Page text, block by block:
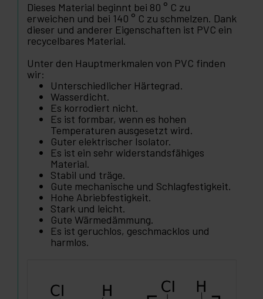
Dieses Material beginnt bei 80 ° C zu
erweichen und bei 140 ° C zu schmelzen. Dank
dieser und anderer Eigenschaften ist PVC ein
recycelbares Material.
Unter den Hauptmerkmalen von PVC finden
wir:
Unterschiedlicher Härtegrad.
Wasserdicht.
Es korrodiert nicht.
Es ist formbar, wenn es hohen
Temperaturen ausgesetzt wird.
Guter elektrischer Isolator.
Es ist ein sehr widerstandsfähiges
Material.
Stabil und träge.
Gute mechanische und Schlagfestigkeit.
Hohe Abriebfestigkeit.
Stark und leicht.
Gute Wärmedämmung.
Es ist geruchlos, geschmacklos und
harmlos.